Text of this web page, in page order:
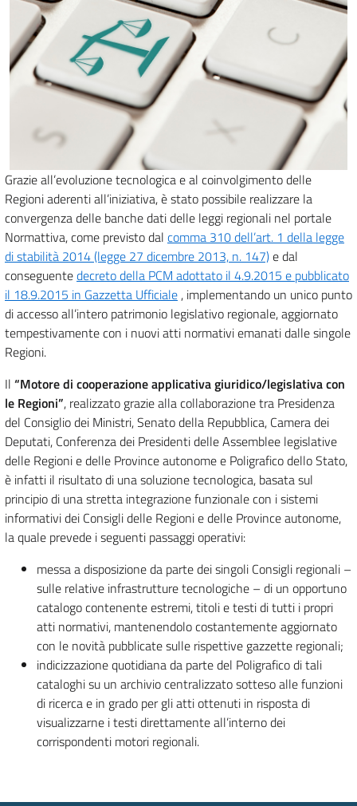
Grazie all’evoluzione tecnologica e al coinvolgimento delle
Regioni aderenti all’iniziativa, è stato possibile realizzare la
convergenza delle banche dati delle leggi regionali nel portale
Normattiva, come previsto dal comma 310 dell’art. 1 della legge
di stabilità 2014 (legge 27 dicembre 2013, n. 147)e dal
conseguentedecreto della PCM adottato il 4.9.2015 e pubblicato
il 18.9.2015 in Gazzetta Ufficiale , implementando un unico punto
di accesso all’intero patrimonio legislativo regionale, aggiornato
tempestivamente con i nuovi atti normativi emanati dalle singole
Regioni.
Il “Motore di cooperazione applicativa giuridico/legislativa con
le Regioni”, realizzato grazie alla collaborazione tra Presidenza
del Consiglio dei Ministri, Senato della Repubblica, Camera dei
Deputati, Conferenza dei Presidenti delle Assemblee legislative
delle Regioni e delle Province autonome e Poligrafico dello Stato,
è infatti il risultato di una soluzione tecnologica, basata sul
principio di una stretta integrazione funzionale con i sistemi
informativi dei Consigli delle Regioni e delle Province autonome,
la quale prevede i seguenti passaggi operativi:
messa a disposizione da parte dei singoli Consigli regionali –
sulle relative infrastrutture tecnologiche – di un opportuno
catalogo contenente estremi, titoli e testi di tutti i propri
atti normativi, mantenendolo costantemente aggiornato
con le novità pubblicate sulle rispettive gazzette regionali;
indicizzazione quotidiana da parte del Poligrafico di tali
cataloghi su un archivio centralizzato sotteso alle funzioni
di ricerca e in grado per gli atti ottenuti in risposta di
visualizzarne i testi direttamente all’interno dei
corrispondenti motori regionali.